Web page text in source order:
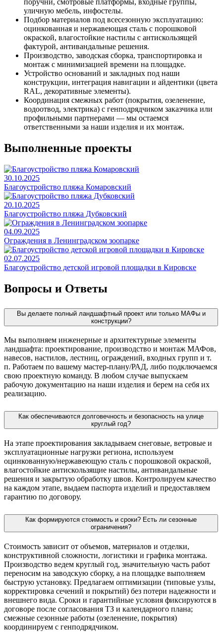
поручни, смотровые платформы, входные группы,
уличную мебель, инфостелы.
Подбор материалов под всесезонную эксплуатацию:
оцинкованная и нержавеющая сталь с порошковой
окраской, влагостойкие настилы с антискользящей
фактурой, антивандальные решения.
Производство, заводская сборка, транспортировка и
монтаж с минимизацией времени на площадке.
Устройство оснований и закладных под наши
конструкции, интеграция навигации и айдентики (цвета
RAL, декоративные элементы).
Координация смежных работ (покрытия, озеленение,
водоотвод, электрика) с генподрядчиком заказчика или
профильными партнерами — мы остаемся
ответственными за наши изделия и их монтаж.
Выполненные проекты
30.10.2025
Благоустройство пляжа Комаровский
20.10.2025
Благоустройство пляжа Дубковский
04.09.2025
Ограждения в Ленинградском зоопарке
02.07.2025
Благоустройство детской игровой площадки в Кировске
Вопросы и Ответы
Вы делаете полный ландшафтный проект или только МАФы и
конструкции?
Мы выполняем инженерные и архитектурные элементы
ландшафта: проектирование, производство и монтаж МАФов,
навесов, настилов, лестниц, ограждений, входных групп и т.
п. Работаем по вашему мастер-плану/РАД, либо подключаемся
свою проектную команду. В любом случае выпускаем
рабочую документацию на наши изделия и берем на себя их
реализацию.
Как обеспечиваются долговечность и безопасность на улице
круглый год?
На этапе проектирования закладываем снеговые, ветровые и
эксплуатационные нагрузки региона, используем
оцинкованную/нержавеющую сталь с порошковой окраской,
влагостойкие антискользящие настилы, антивандальные
решения и закрытую обработку швов. Контролируем качество
на каждом этапе, выдаем паспорта изделий и предоставляем
гарантию по договору.
Как формируются стоимость и сроки? Есть ли сезонные
ограничения?
Стоимость зависит от объемов, материалов и отделки,
конструктивной сложности, логистики и графика монтажа.
Производство ведем круглый год, значительную часть работ
переносим на заводскую сборку, а на площадке выполняем
быструю установку. Предлагаем оптимизации (типовые узлы,
корректировка сечений и покрытий) без потери надежности и
внешнего вида. Сроки и гарантийные условия фиксируются в
договоре после согласования ТЗ и календарного плана;
смежные сезонные работы (озеленение, покрытия)
координируем с генподрядчиком.